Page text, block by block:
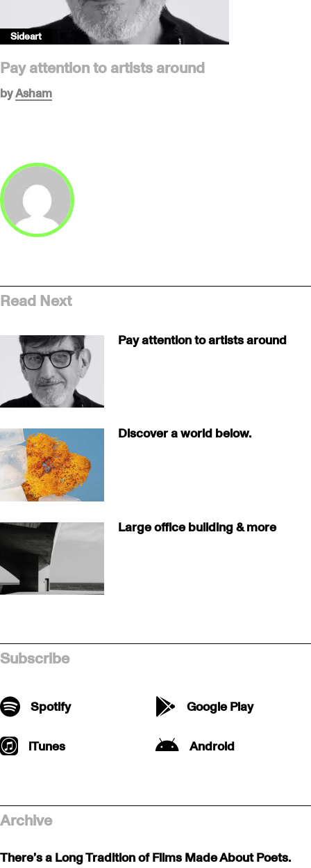
Sideart
Pay attention to artists around
byAsham
Read Next
Pay attention to artists around
Discover a world below.
Large office building & more
Subscribe
Spotify Google Play
iTunes Android
Archive
There’s a Long Tradition of Films Made About Poets.